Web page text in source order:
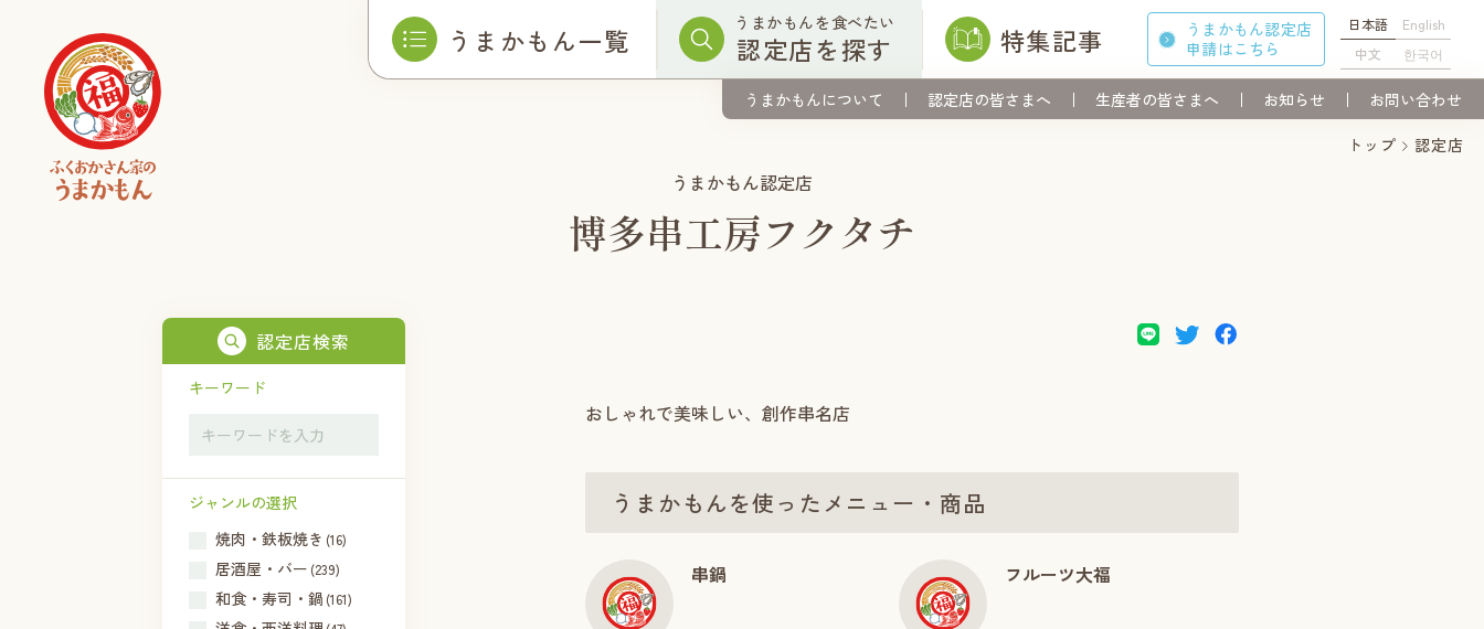
うまかもん一覧 うまかもんを食べたい
認定店を探す 特集記事
うまかもん認定店
申請はこちら
日本語
English
中文
한국어
うまかもんについて 認定店の皆さまへ 生産者の皆さまへ お知らせ お問い合わせ
トップ 認定店
うまかもん認定店
博多串工房フクタチ
認定店検索
キーワード
ジャンルの選択
焼肉・鉄板焼き (16)
居酒屋・バー (239)
和食・寿司・鍋 (161)
おしゃれで美味しい、創作串名店
うまかもんを使ったメニュー・商品
串鍋 フルーツ大福